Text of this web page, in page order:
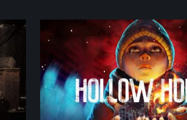
Home
Anteprima:
l’ultimo
giorno